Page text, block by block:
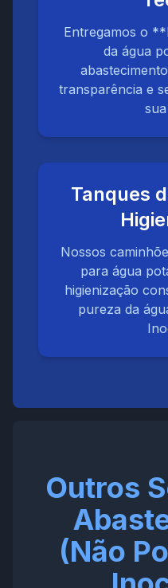
Entregamos o
da água
transparência e
Tanques
Nossos
para água
higienização
pureza da
Outros
(Não